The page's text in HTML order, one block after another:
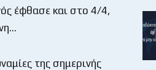
έφθασε και στο 4/4,
της σημερινής